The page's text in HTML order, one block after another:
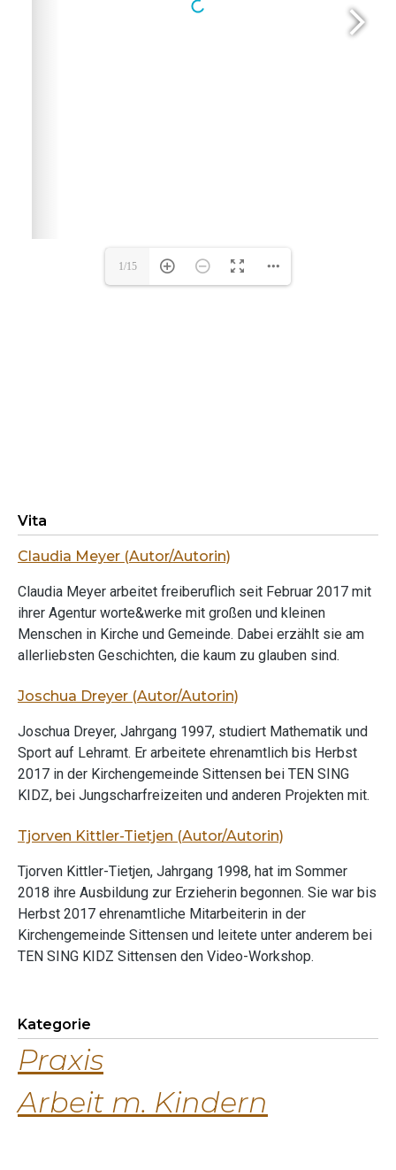
Vita
Claudia Meyer (Autor/Autorin)
Claudia Meyer arbeitet freiberuflich seit Februar 2017 mit
ihrer Agentur worte&werke mit großen und kleinen
Menschen in Kirche und Gemeinde. Dabei erzählt sie am
allerliebsten Geschichten, die kaum zu glauben sind.
Joschua Dreyer (Autor/Autorin)
Joschua Dreyer, Jahrgang 1997, studiert Mathematik und
Sport auf Lehramt. Er arbeitete ehrenamtlich bis Herbst
2017 in der Kirchengemeinde Sittensen bei TEN SING
KIDZ, bei Jungscharfreizeiten und anderen Projekten mit.
Tjorven Kittler-Tietjen (Autor/Autorin)
Tjorven Kittler-Tietjen, Jahrgang 1998, hat im Sommer
2018 ihre Ausbildung zur Erzieherin begonnen. Sie war bis
Herbst 2017 ehrenamtliche Mitarbeiterin in der
Kirchengemeinde Sittensen und leitete unter anderem bei
TEN SING KIDZ Sittensen den Video-Workshop.
Kategorie
Praxis
Arbeit m. Kindern